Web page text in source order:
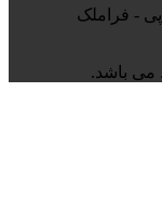
باشد.